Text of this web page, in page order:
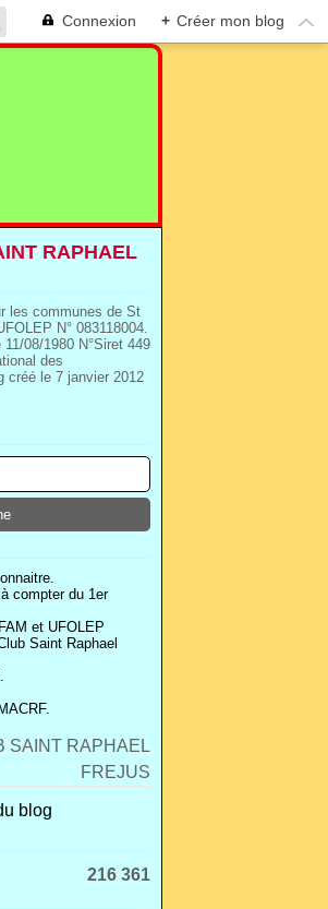
Connexion + Créer mon blog
RAPHAEL
les communes de St
N° 083118004.
08/1980 N°Siret 449
des
créé le 7 janvier 2012
compter du 1er
et UFOLEP
Saint Raphael
blog
216 361